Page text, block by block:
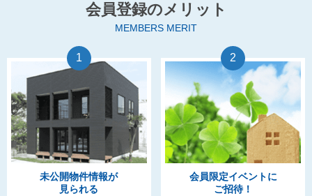
会員登録のメリット
MEMBERS MERIT
1
未公開物件情報が
見られる
2
会員限定イベントに
ご招待！